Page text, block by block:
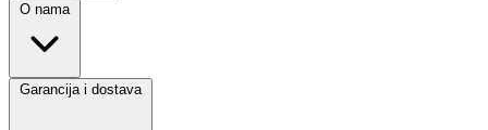
O nama
Garancija i dostava